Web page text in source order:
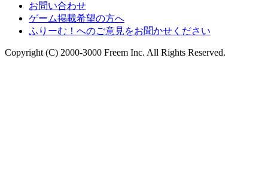
お問い合わせ
ゲーム掲載希望の方へ
ふりーむ！へのご意見をお聞かせください
Copyright (C) 2000-3000 Freem Inc. All Rights Reserved.